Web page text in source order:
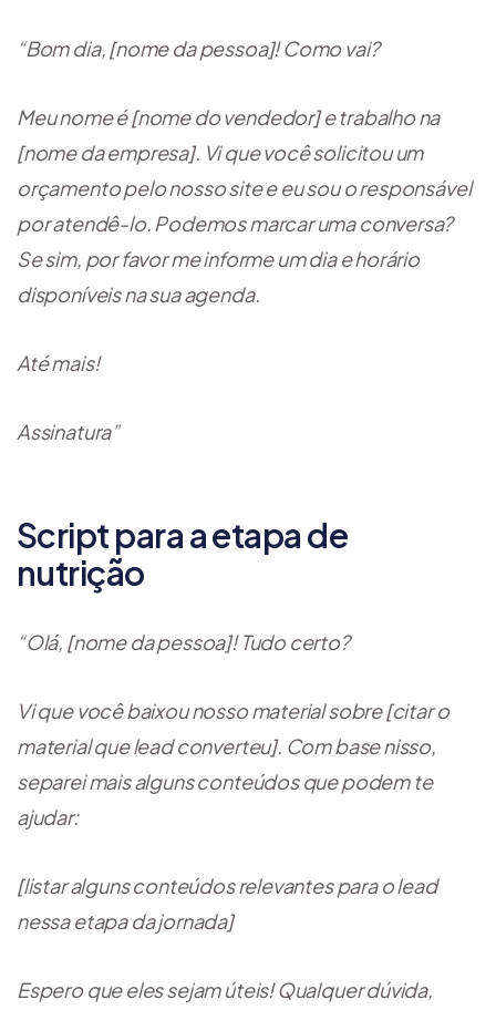
“Bom dia, [nome da pessoa]! Como vai?
Meu nome é [nome do vendedor] e trabalho na
[nome da empresa]. Vi que você solicitou um
orçamento pelo nosso site e eu sou o responsável
por atendê-lo. Podemos marcar uma conversa?
Se sim, por favor me informe um dia e horário
disponíveis na sua agenda.
Até mais!
Assinatura”
Script para a etapa de
nutrição
“Olá, [nome da pessoa]! Tudo certo?
Vi que você baixou nosso material sobre [citar o
material que lead converteu]. Com base nisso,
separei mais alguns conteúdos que podem te
ajudar:
[listar alguns conteúdos relevantes para o lead
nessa etapa da jornada]
Espero que eles sejam úteis! Qualquer dúvida,